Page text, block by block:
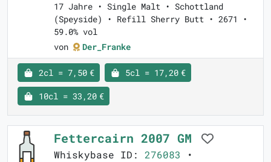
17 Jahre • Single Malt • Schottland
(Speyside) • Refill Sherry Butt • 2671 •
59.0% vol
von
Der_Franke
2cl = 7,50 € 5cl = 17,20 €
10cl = 33,20 €
Fettercairn 2007 GM
Whiskybase ID: 276083 •